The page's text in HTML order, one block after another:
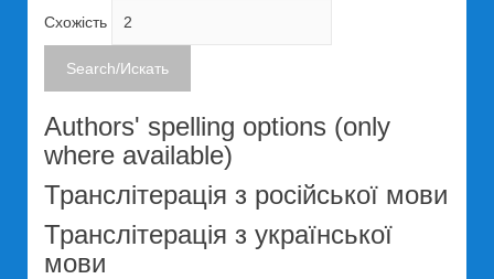
Схожість
Authors' spelling options (only
where available)
Транслітерація з російської мови
Транслітерація з української
мови